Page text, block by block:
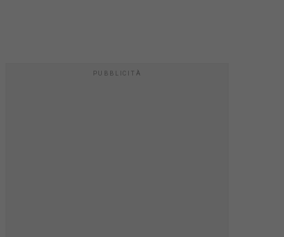
PUBBLICITÀ